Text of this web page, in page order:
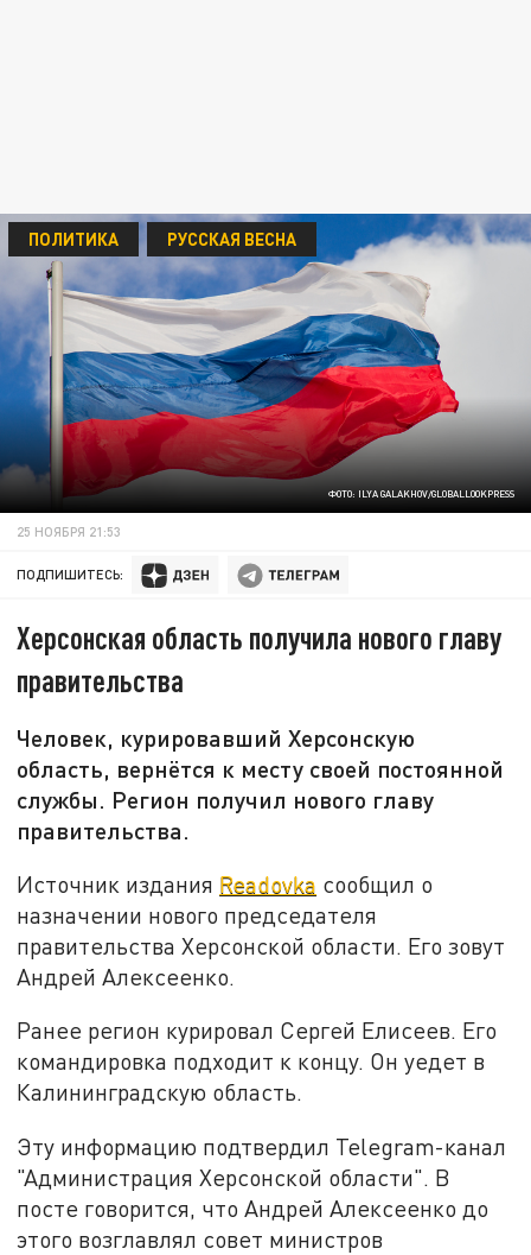
ФОТО: ILYA GALAKHOV/GLOBALLOOKPRESS
ПОЛИТИКА РУССКАЯ ВЕСНА
25 НОЯБРЯ 21:53
ПОДПИШИТЕСЬ:
Херсонская область получила нового главу
правительства
Человек, курировавший Херсонскую
область, вернётся к месту своей постоянной
службы. Регион получил нового главу
правительства.
Источник издания Readovka сообщил о
назначении нового председателя
правительства Херсонской области. Его зовут
Андрей Алексеенко.
Ранее регион курировал Сергей Елисеев. Его
командировка подходит к концу. Он уедет в
Калининградскую область.
Эту информацию подтвердил Telegram-канал
"Администрация Херсонской области". В
посте говорится, что Андрей Алексеенко до
этого возглавлял совет министров